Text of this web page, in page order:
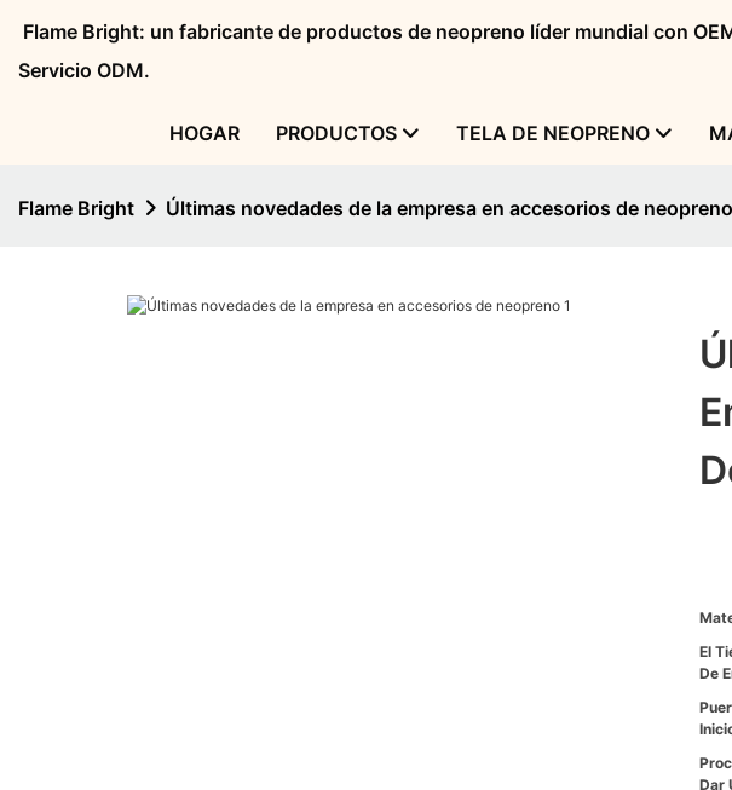
Flame Bright: un fabricante de productos de neopreno líder mundial con
Servicio ODM.
HOGAR PRODUCTOS TELA DE NEOPRENO
Flame Bright Últimas novedades de la empresa en accesorios de neopreno
El
De
Dar